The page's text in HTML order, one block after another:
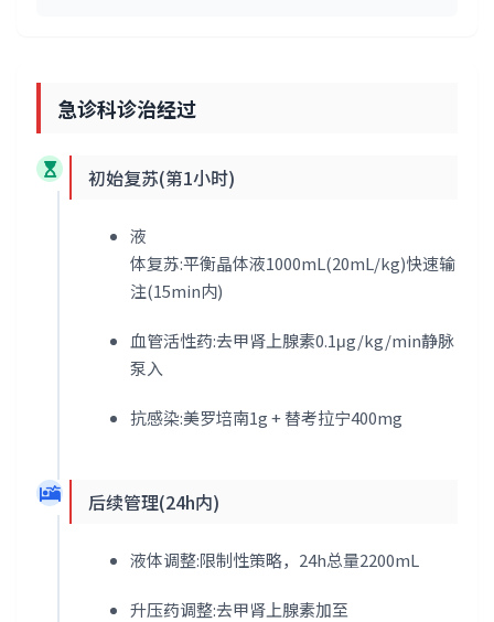
急诊科诊治经过
初始复苏(第1小时)
液
体复苏:平衡晶体液1000mL(20mL/kg)快速输
注(15min内)
血管活性药:去甲肾上腺素0.1μg/kg/min静脉
泵入
抗感染:美罗培南1g + 替考拉宁400mg
后续管理(24h内)
液体调整:限制性策略，24h总量2200mL
升压药调整:去甲肾上腺素加至